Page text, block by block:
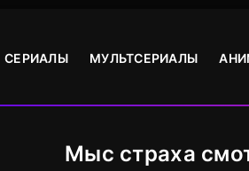
СЕРИАЛЫ МУЛЬТСЕРИАЛЫ
Мыс страха